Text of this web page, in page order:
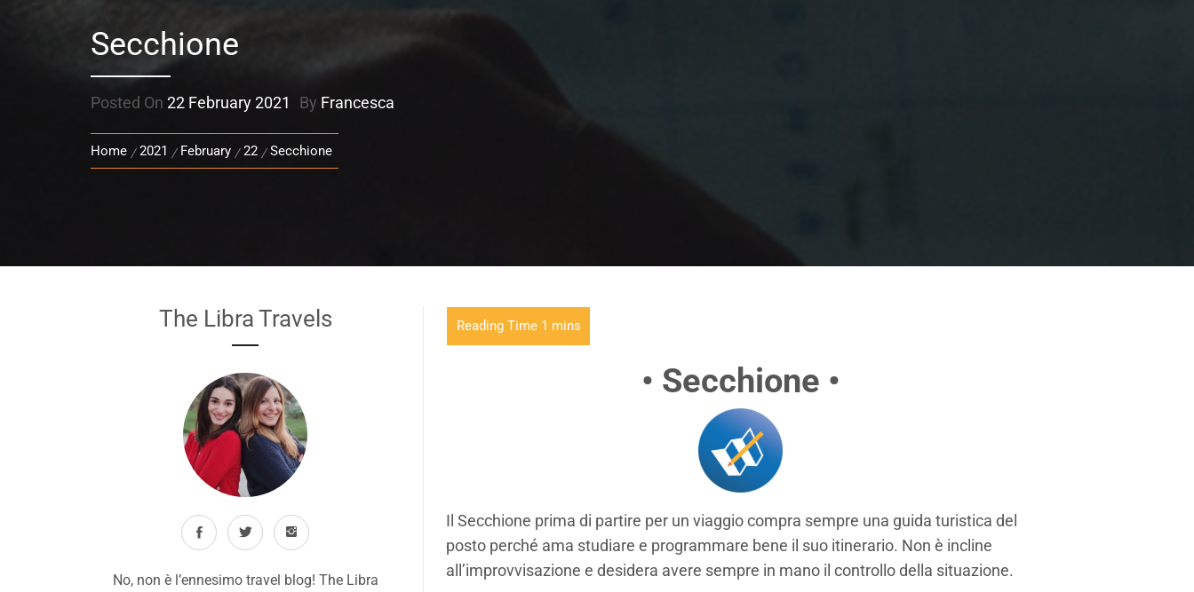
Secchione
Posted On 22 February 2021 By Francesca
Home 2021 February 22 Secchione
• Secchione •
Il Secchione prima di partire per un viaggio compra sempre una guida turistica del
posto perché ama studiare e programmare bene il suo itinerario. Non è incline
all’improvvisazione e desidera avere sempre in mano il controllo della situazione.
The Libra Travels
No, non è l’ennesimo travel blog! The Libra